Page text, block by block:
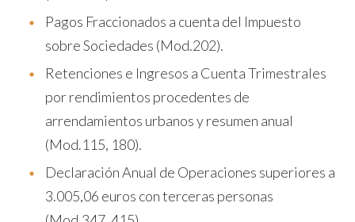
Pagos Fraccionados a cuenta del Impuesto
sobre Sociedades (Mod.202).
Retenciones e Ingresos a Cuenta Trimestrales
por rendimientos procedentes de
arrendamientos urbanos y resumen anual
(Mod.115, 180).
Declaración Anual de Operaciones superiores a
3.005,06 euros con terceras personas